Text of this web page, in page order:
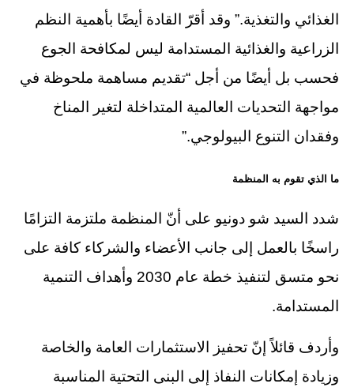
الغذائي والتغذية.” وقد أقرّ القادة أيضًا بأهمية النظم
الزراعية والغذائية المستدامة ليس لمكافحة الجوع
فحسب بل أيضًا من أجل “تقديم مساهمة ملحوظة في
مواجهة التحديات العالمية المتداخلة لتغير المناخ
وفقدان التنوع البيولوجي.”
ما الذي تقوم به المنظمة
شدد السيد شو دونيو على أنّ المنظمة ملتزمة التزامًا
راسخًا بالعمل إلى جانب الأعضاء والشركاء كافة على
نحو متسق لتنفيذ خطة عام 2030 وأهداف التنمية
المستدامة.
وأردف قائلاً إنّ تحفيز الاستثمارات العامة والخاصة
وزيادة إمكانات النفاذ إلى البنى التحتية المناسبة